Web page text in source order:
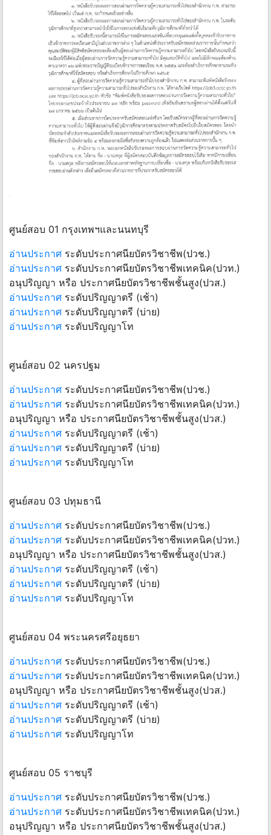
ศูนย์สอบ 01 กรุงเทพฯและนนทบุรี
อ่านประกาศ ระดับประกาศนียบัตรวิชาชีพ(ปวช.)
อ่านประกาศ ระดับประกาศนียบัตรวิชาชีพเทคนิค(ปวท.)
อนุปริญญา หรือ ประกาศนียบัตรวิชาชีพชั้นสูง(ปวส.)
อ่านประกาศ ระดับปริญญาตรี (เช้า)
อ่านประกาศ ระดับปริญญาตรี (บ่าย)
อ่านประกาศ ระดับปริญญาโท
ศูนย์สอบ 02 นครปฐม
อ่านประกาศ ระดับประกาศนียบัตรวิชาชีพ(ปวช.)
อ่านประกาศ ระดับประกาศนียบัตรวิชาชีพเทคนิค(ปวท.)
อนุปริญญา หรือ ประกาศนียบัตรวิชาชีพชั้นสูง(ปวส.)
อ่านประกาศ ระดับปริญญาตรี (เช้า)
อ่านประกาศ ระดับปริญญาตรี (บ่าย)
อ่านประกาศ ระดับปริญญาโท
ศูนย์สอบ 03 ปทุมธานี
อ่านประกาศ ระดับประกาศนียบัตรวิชาชีพ(ปวช.)
อ่านประกาศ ระดับประกาศนียบัตรวิชาชีพเทคนิค(ปวท.)
อนุปริญญา หรือ ประกาศนียบัตรวิชาชีพชั้นสูง(ปวส.)
อ่านประกาศ ระดับปริญญาตรี (เช้า)
อ่านประกาศ ระดับปริญญาตรี (บ่าย)
อ่านประกาศ ระดับปริญญาโท
ศูนย์สอบ 04 พระนครศรีอยุธยา
อ่านประกาศ ระดับประกาศนียบัตรวิชาชีพ(ปวช.)
อ่านประกาศ ระดับประกาศนียบัตรวิชาชีพเทคนิค(ปวท.)
อนุปริญญา หรือ ประกาศนียบัตรวิชาชีพชั้นสูง(ปวส.)
อ่านประกาศ ระดับปริญญาตรี (เช้า)
อ่านประกาศ ระดับปริญญาตรี (บ่าย)
อ่านประกาศ ระดับปริญญาโท
ศูนย์สอบ 05 ราชบุรี
อ่านประกาศ ระดับประกาศนียบัตรวิชาชีพ(ปวช.)
อ่านประกาศ ระดับประกาศนียบัตรวิชาชีพเทคนิค(ปวท.)
อนุปริญญา หรือ ประกาศนียบัตรวิชาชีพชั้นสูง(ปวส.)